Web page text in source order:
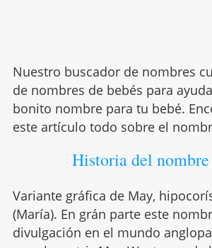
Nuestro buscador de nombres
de nombres de bebés para
bonito nombre para tu bebé.
este artículo todo sobre el
Historia del
Variante gráfica de May,
(María). En grán parte este
divulgación en el mundo